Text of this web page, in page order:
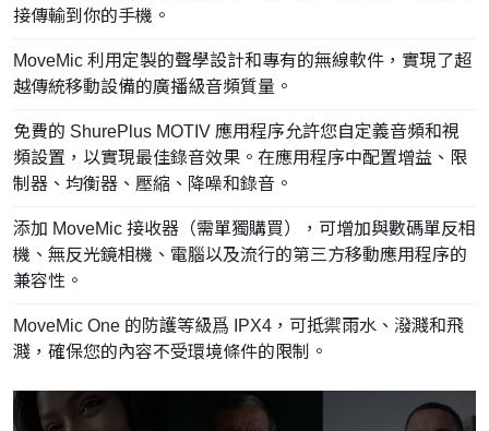
接傳輸到你的手機。
MoveMic 利用定製的聲學設計和專有的無線軟件，實現了超
越傳統移動設備的廣播級音頻質量。
免費的 ShurePlus MOTIV 應用程序允許您自定義音頻和視
頻設置，以實現最佳錄音效果。在應用程序中配置增益、限
制器、均衡器、壓縮、降噪和錄音。
添加 MoveMic 接收器（需單獨購買），可增加與數碼單反相
機、無反光鏡相機、電腦以及流行的第三方移動應用程序的
兼容性。
MoveMic One 的防護等級爲 IPX4，可抵禦雨水、潑濺和飛
濺，確保您的內容不受環境條件的限制。